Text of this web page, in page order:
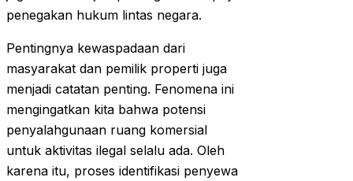
penegakan hukum lintas negara.
Pentingnya kewaspadaan dari
masyarakat dan pemilik properti juga
menjadi catatan penting. Fenomena ini
mengingatkan kita bahwa potensi
penyalahgunaan ruang komersial
untuk aktivitas ilegal selalu ada. Oleh
karena itu, proses identifikasi penyewa